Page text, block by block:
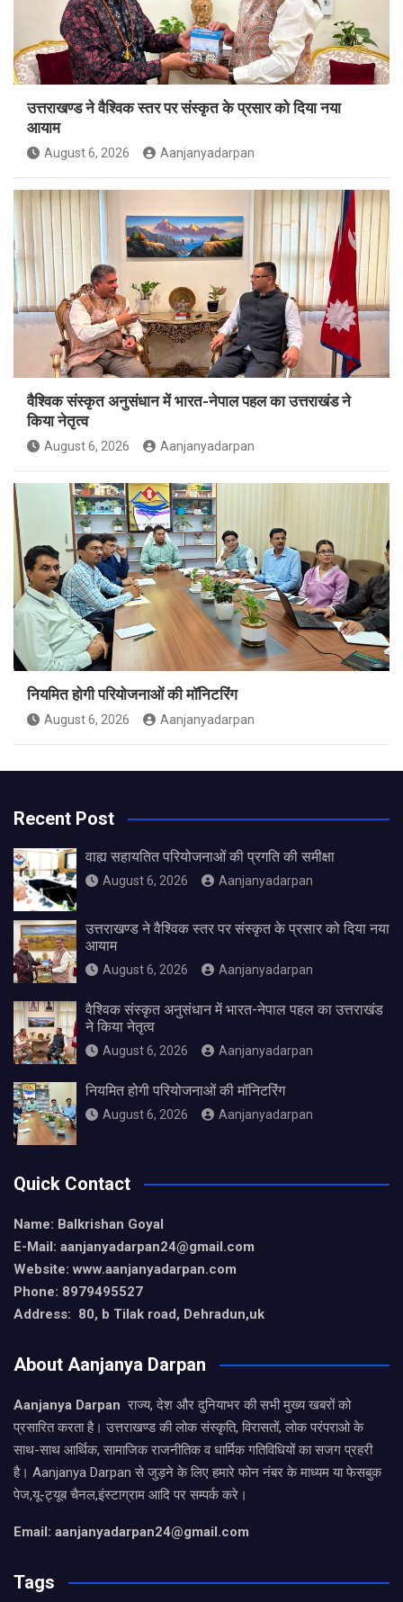
उत्तराखण्ड ने वैश्विक स्तर पर संस्कृत के प्रसार को दिया नया
आयाम
August 6, 2026 Aanjanyadarpan
वैश्विक संस्कृत अनुसंधान में भारत-नेपाल पहल का उत्तराखंड ने
किया नेतृत्व
August 6, 2026 Aanjanyadarpan
नियमित होगी परियोजनाओं की मॉनिटरिंग
August 6, 2026 Aanjanyadarpan
Recent Post
वाह्य सहायतित परियोजनाओं की प्रगति की समीक्षा
August 6, 2026 Aanjanyadarpan
उत्तराखण्ड ने वैश्विक स्तर पर संस्कृत के प्रसार को दिया नया
आयाम
August 6, 2026 Aanjanyadarpan
वैश्विक संस्कृत अनुसंधान में भारत-नेपाल पहल का उत्तराखंड
ने किया नेतृत्व
August 6, 2026 Aanjanyadarpan
नियमित होगी परियोजनाओं की मॉनिटरिंग
August 6, 2026 Aanjanyadarpan
Quick Contact
Name: Balkrishan Goyal
E-Mail: aanjanyadarpan24@gmail.com
Website: www.aanjanyadarpan.com
Phone: 8979495527
Address: 80, b Tilak road, Dehradun,uk
About Aanjanya Darpan
Aanjanya Darpan राज्य, देश और दुनियाभर की सभी मुख्य खबरों को
प्रसारित करता है। उत्तराखण्ड की लोक संस्कृति, विरासतों, लोक परंपराओ के
साथ-साथ आर्थिक, सामाजिक राजनीतिक व धार्मिक गतिविधियों का सजग प्रहरी
है। Aanjanya Darpan से जुड़ने के लिए हमारे फोन नंबर के माध्यम या फेसबुक
पेज,यू-ट्यूब चैनल,इंस्टाग्राम आदि पर सम्पर्क करे।
Email: aanjanyadarpan24@gmail.com
Tags